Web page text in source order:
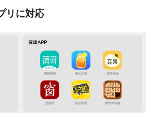
リに対応